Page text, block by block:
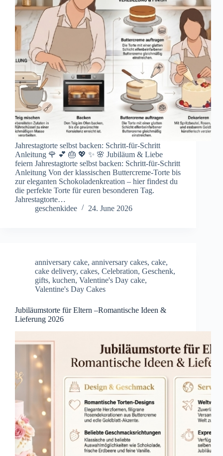
Jahrestagtorte selbst backen: Schritt-für-Schritt
Anleitung 🌹 💕 🎂 💖 ✨ 🌸 Jubiläum & Liebe
feiern Jahrestagtorte selbst backen: Schritt-für-Schritt
Anleitung Von der klassischen Buttercreme-Torte bis
zur eleganten Schokoladenkreation – hier findest du
die perfekte Torte für euren besonderen Tag.
Jahrestagtorte…
geschenkidee
24. June 2026
anniversary cake, anniversary cakes, cake,
cake delivery, cakes, Celebration, Geschenk,
gifts, kuchen, Valentine's Day cake,
Valentine's Day Cakes
Jubiläumstorte für Eltern –Romantische Ideen &
Lieferung 2026